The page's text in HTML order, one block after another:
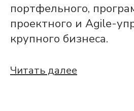
портфельного,
проектного и Agile-
крупного бизнеса.
Читать далее